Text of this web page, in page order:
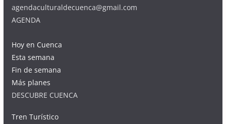
agendaculturaldecuenca@gmail.com
AGENDA
Hoy en Cuenca
Esta semana
Fin de semana
Más planes
DESCUBRE CUENCA
Tren Turístico